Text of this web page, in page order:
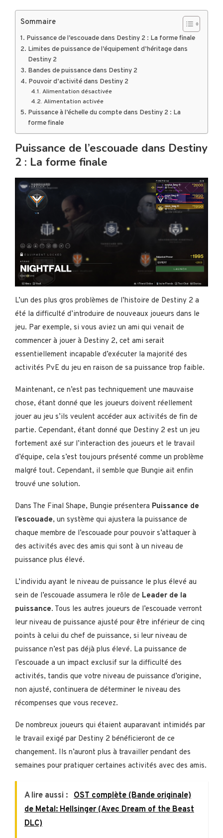
Sommaire
Puissance de l’escouade dans Destiny 2 : La forme finale
Limites de puissance de l’équipement d’héritage dans
Destiny 2
Bandes de puissance dans Destiny 2
Pouvoir d’activité dans Destiny 2
Alimentation désactivée
Alimentation activée
Puissance à l’échelle du compte dans Destiny 2 : La
forme finale
Puissance de l’escouade dans Destiny
2 : La forme finale
L’un des plus gros problèmes de l’histoire de Destiny 2 a
été la difficulté d’introduire de nouveaux joueurs dans le
jeu. Par exemple, si vous aviez un ami qui venait de
commencer à jouer à Destiny 2, cet ami serait
essentiellement incapable d’exécuter la majorité des
activités PvE du jeu en raison de sa puissance trop faible.
Maintenant, ce n’est pas techniquement une mauvaise
chose, étant donné que les joueurs doivent réellement
jouer au jeu s’ils veulent accéder aux activités de fin de
partie. Cependant, étant donné que Destiny 2 est un jeu
fortement axé sur l’interaction des joueurs et le travail
d’équipe, cela s’est toujours présenté comme un problème
malgré tout. Cependant, il semble que Bungie ait enfin
trouvé une solution.
Dans The Final Shape, Bungie présentera Puissance de
l’escouade, un système qui ajustera la puissance de
chaque membre de l’escouade pour pouvoir s’attaquer à
des activités avec des amis qui sont à un niveau de
puissance plus élevé.
L’individu ayant le niveau de puissance le plus élevé au
sein de l’escouade assumera le rôle de Leader de la
puissance. Tous les autres joueurs de l’escouade verront
leur niveau de puissance ajusté pour être inférieur de cinq
points à celui du chef de puissance, si leur niveau de
puissance n’est pas déjà plus élevé. La puissance de
l’escouade a un impact exclusif sur la difficulté des
activités, tandis que votre niveau de puissance d’origine,
non ajusté, continuera de déterminer le niveau des
récompenses que vous recevez.
De nombreux joueurs qui étaient auparavant intimidés par
le travail exigé par Destiny 2 bénéficieront de ce
changement. Ils n’auront plus à travailler pendant des
semaines pour pratiquer certaines activités avec des amis.
A lire aussi :
OST complète (Bande originale)
de Metal: Hellsinger (Avec Dream of the Beast
DLC)